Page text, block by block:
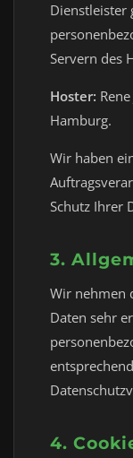
Dienstleister
Servern des
Hoster:
Hamburg.
Wir haben
Schutz Ihrer
3.
Wir nehmen
Daten sehr
4.